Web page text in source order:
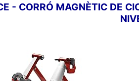
- CORRÓ MAGNÈTIC DE